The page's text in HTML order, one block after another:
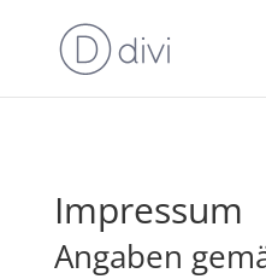
Impressum
Angaben